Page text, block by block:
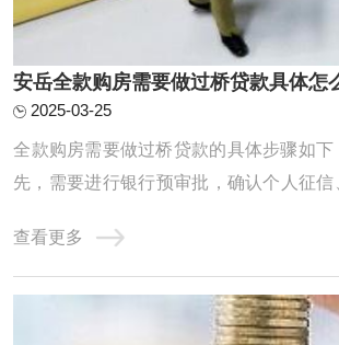
安岳全款购房需要做过桥贷款具体怎
2025-03-25
全款购房需要做过桥贷款的具体步骤如
先，需要进行银行预审批，确认个人征信
的费用。例如，如果需要过桥50万，就必
出这么多钱‌。‌计算过桥费用‌：在确认银
要计算过桥费用。从出资日开 ...
查看更多